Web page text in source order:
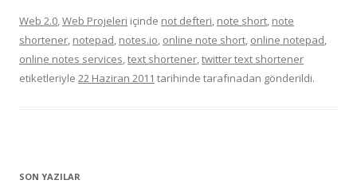
Web 2.0,Web Projeleri içinde not defteri, note short, note
shortener, notepad, notes.io, online note short, online notepad,
online notes services,text shortener,twitter text shortener
etiketleriyle 22 Haziran 2011 tarihinde tarafınadan gönderildi.
SON YAZILAR